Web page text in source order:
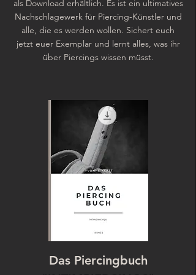
als Download erhältlich. Es ist ein ultimatives
Nachschlagewerk für Piercing-Künstler und
alle, die es werden wollen. Sichert euch
jetzt euer Exemplar und lernt alles, was ihr
über Piercings wissen müsst.
Das Piercingbuch